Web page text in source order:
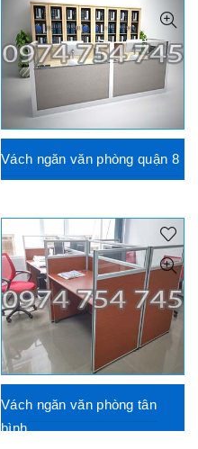
Vách ngăn văn phòng quận 8
Vách ngăn văn phòng tân
bình